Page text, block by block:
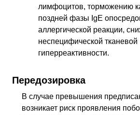
лимфоцитов, торможению
поздней фазы IgE
аллергической реакции,
неспецифической тканевой
гиперреактивности.
Передозировка
В случае превышения
возникает риск проявления